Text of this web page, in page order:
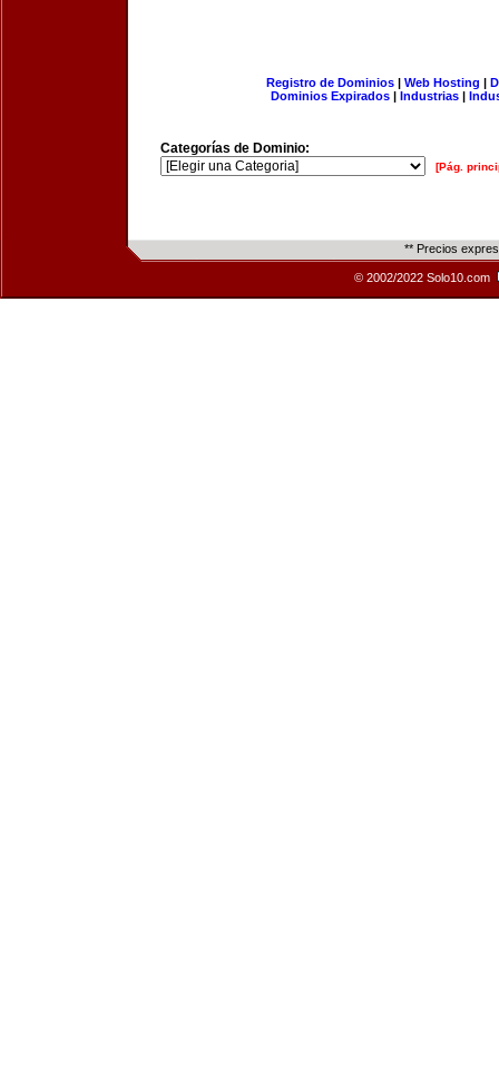
Registro de Dominios| Web Hosting |
Dominios Expirados | Industrias |
Categorías de Dominio:
[Pág.
** Precios
© 2002/2022 Solo10.com